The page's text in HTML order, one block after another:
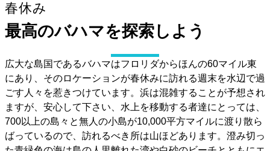
春休み
最高のバハマを探索しよう
広大な島国であるバハマはフロリダからほんの60マイル東
にあり、そのロケーションが春休みに訪れる週末を水辺で過
ごす人々を惹きつけています。浜は混雑することが予想され
ますが、安心して下さい、水上を移動する者達にとっては、
700以上の島々と無人の小島が10,000平方マイルに渡り散ら
ばっているので、訪れるべき所は山ほどあります。澄み切っ